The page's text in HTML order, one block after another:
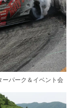
ーパーク＆イベント会